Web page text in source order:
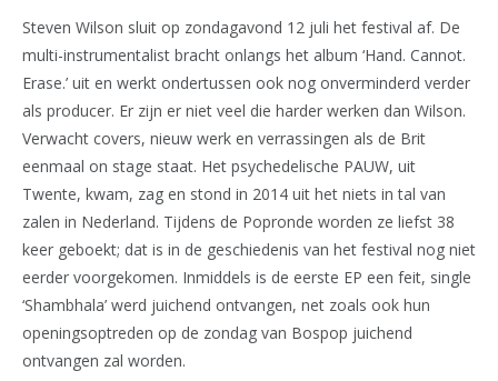
Steven Wilson sluit op zondagavond 12 juli het festival af. De
multi-instrumentalist bracht onlangs het album ‘Hand. Cannot.
Erase.’ uit en werkt ondertussen ook nog onverminderd verder
als producer. Er zijn er niet veel die harder werken dan Wilson.
Verwacht covers, nieuw werk en verrassingen als de Brit
eenmaal on stage staat. Het psychedelische PAUW, uit
Twente, kwam, zag en stond in 2014 uit het niets in tal van
zalen in Nederland. Tijdens de Popronde worden ze liefst 38
keer geboekt; dat is in de geschiedenis van het festival nog niet
eerder voorgekomen. Inmiddels is de eerste EP een feit, single
‘Shambhala’ werd juichend ontvangen, net zoals ook hun
openingsoptreden op de zondag van Bospop juichend
ontvangen zal worden.